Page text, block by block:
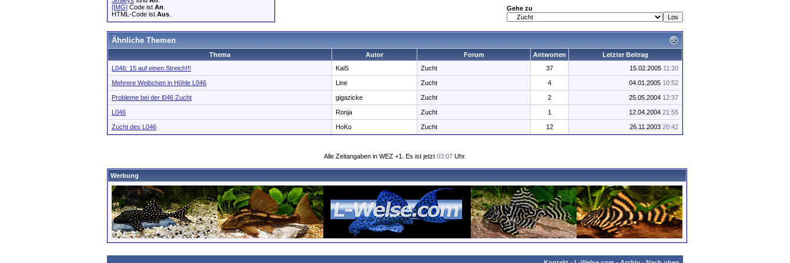
[IMG] Code ist An
HTML-Code ist Aus
Gehe zu
Ähnliche Themen
Thema Autor Forum Antworten
Letzter Beitrag
L046: 15 auf einen Streich!!!
KaiS Zucht 37 15.02.2005 11:20
Mehrere Weibchen in Höhle L046 Line Zucht 4 04.01.2005 10:52
Probleme bei der l046 Zucht gigazicke Zucht 2 25.05.2004 12:37
L046 Ronja Zucht 1 12.04.2004 21:55
Zucht des L046 HoKo Zucht 12 26.11.2003 20:42
Alle Zeitangaben in WEZ +1. Es ist jetzt 03:07 Uhr.
Werbung